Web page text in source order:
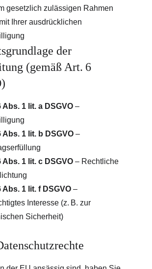
gesetzlich zulässigen Rahmen
Ihrer ausdrücklichen
der
(gemäß Art. 6
Abs. 1 lit. a DSGVO –
Abs. 1 lit. b DSGVO –
Abs. 1 lit. c DSGVO – Rechtliche
Abs. 1 lit. f DSGVO –
Interesse (z. B. zur
Sicherheit)